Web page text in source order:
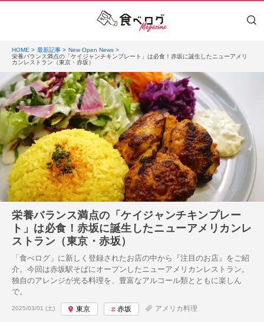
HOME 最新記事
New Open News
栄養バランス満点の「ケイジャンチキンプレート」は必食！赤坂に誕生したニューアメリ
カンレストラン（東京・赤坂）
栄養バランス満点の「ケイジャンチキンプレー
ト」は必食！赤坂に誕生したニューアメリカンレ
ストラン（東京・赤坂）
「食べログ」に新しく登録されたお店の中から『注目のお店』をご紹
介。今回は赤坂駅そばにオープンしたニューアメリカンレストラン。
独自のアレンジが光る料理を、豊富なアルコール類とともに楽しん
で。
投稿日:
2025/03/01 (土) 東京 赤坂 アメリカ料理